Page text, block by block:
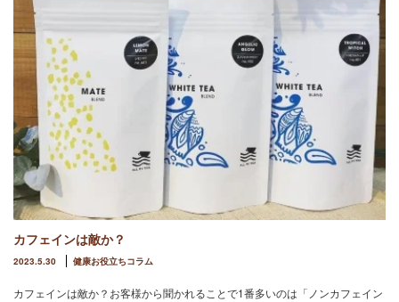
カフェインは敵か？
2023.5.30 健康お役立ちコラム
カフェインは敵か？お客様から聞かれることで1番多いのは「ノンカフェイン